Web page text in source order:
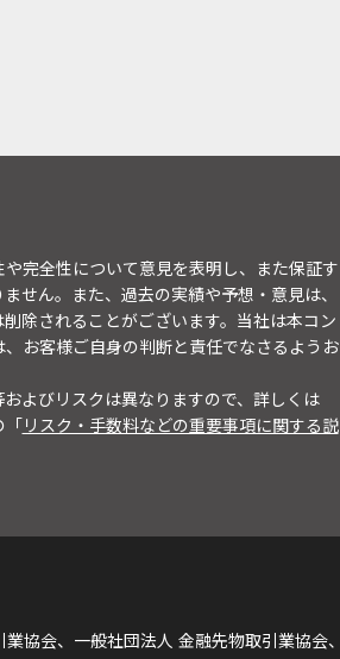
完全性について意見を表明し、また保証す
せん。また、過去の実績や予想・意見は、
除されることがございます。当社は本コン
お客様ご自身の判断と責任でなさるようお
よびリスクは異なりますので、詳しくは
「リスク・手数料などの重要事項に関する説
協会、一般社団法人 金融先物取引業協会、